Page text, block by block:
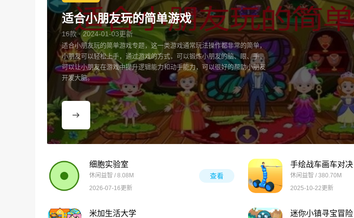
适合小朋友玩的简单游戏
16款 · 2024-01-03更新
适合小朋友玩的简单游戏专题，这一类游戏通常玩法操作都非常的简单，
小朋友可以轻松上手，通过游戏的方式，可以锻炼小朋友的脑、眼、手，
可以让小朋友在游戏中提升逻辑能力和动手能力，可以很好的帮助小朋友
开发大脑。
细胞实验室
休闲益智 / 8.08M
2026-07-16更新
查看
手绘战车画车对决
休闲益智 / 380.70M
2025-10-22更新
米加生活大学 迷你小镇寻宝冒险